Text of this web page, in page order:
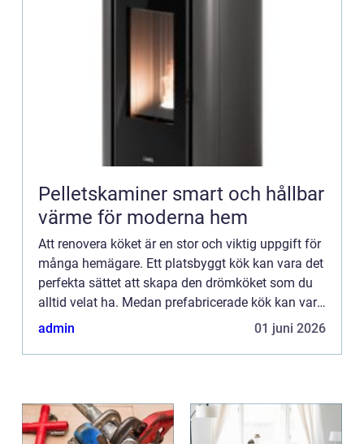
Pelletskaminer smart och hållbar
värme för moderna hem
Att renovera köket är en stor och viktig uppgift för
många hemägare. Ett platsbyggt kök kan vara det
perfekta sättet att skapa den drömköket som du
alltid velat ha. Medan prefabricerade kök kan vara
...
admin 01 juni 2026